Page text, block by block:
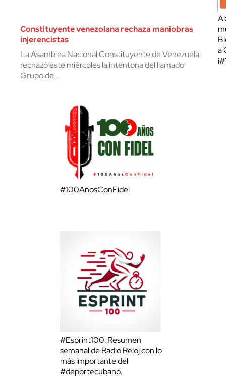
Constituyente venezolana rechaza maniobras
injerencistas
La Asamblea Nacional Constituyente de Venezuela
rechazó este miércoles la intentona del llamado
Grupo de…
a
#100AñosConFidel
#Esprint100: Resumen
semanal de Radio Reloj con lo
más importante del
#deportecubano.